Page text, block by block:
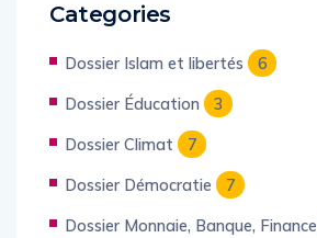
Categories
Dossier Islam et libertés
6
Dossier Éducation
3
Dossier Climat
7
Dossier Démocratie
7
Dossier Monnaie, Banque, Finance